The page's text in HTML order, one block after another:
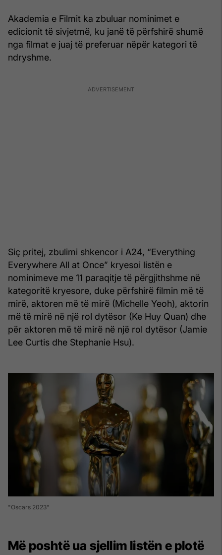
Akademia e Filmit ka zbuluar nominimet e
edicionit të sivjetmë, ku janë të përfshirë shumë
nga filmat e juaj të preferuar nëpër kategori të
ndryshme.
Siç pritej, zbulimi shkencor i A24, “Everything
Everywhere All at Once” kryesoi listën e
nominimeve me 11 paraqitje të përgjithshme në
kategoritë kryesore, duke përfshirë filmin më të
mirë, aktoren më të mirë (Michelle Yeoh), aktorin
më të mirë në një rol dytësor (Ke Huy Quan) dhe
për aktoren më të mirë në një rol dytësor (Jamie
Lee Curtis dhe Stephanie Hsu).
"Oscars 2023"
Më poshtë ua sjellim listën e plotë